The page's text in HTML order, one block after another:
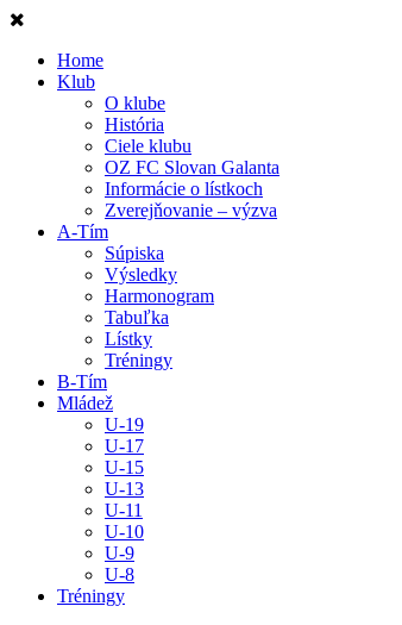
Home
Klub
O klube
História
Ciele klubu
OZ FC Slovan Galanta
Informácie o lístkoch
Zverejňovanie – výzva
A-Tím
Súpiska
Výsledky
Harmonogram
Tabuľka
Lístky
Tréningy
B-Tím
Mládež
U-19
U-17
U-15
U-13
U-11
U-10
U-9
U-8
Tréningy